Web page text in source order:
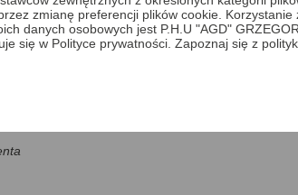
zmianę preferencji plików cookie.
danych osobowych jest P.H.U "AGD"
się w Polityce prywatności. Zapoznaj się z